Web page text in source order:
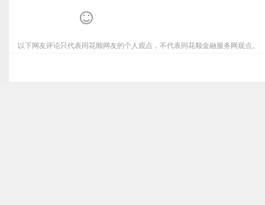
以下网友评论只代表同花顺网友的个人观点，不代表同花顺金融服务网观点。